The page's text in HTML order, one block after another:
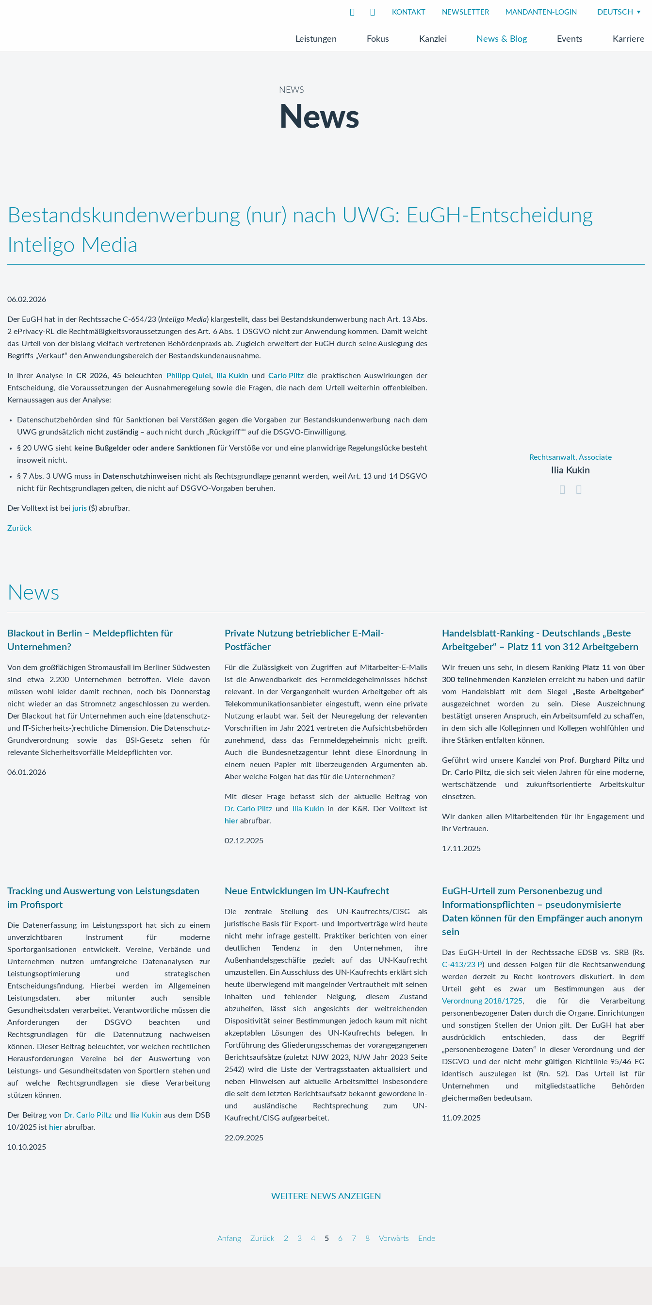
KONTAKT NEWSLETTER MANDANTEN-LOGIN
Leistungen Fokus Kanzlei News & Blog Events Karriere
NEWS
News
Bestandskundenwerbung (nur) nach UWG: EuGH-Entscheidung
Inteligo Media
06.02.2026
Der EuGH hat in der Rechtssache C-654/23 (Inteligo Media) klargestellt, dass bei Bestandskundenwerbung nach Art. 13 Abs.
2 ePrivacy-RL die Rechtmäßigkeitsvoraussetzungen des Art. 6 Abs. 1 DSGVO nicht zur Anwendung kommen. Damit weicht
das Urteil von der bislang vielfach vertretenen Behördenpraxis ab. Zugleich erweitert der EuGH durch seine Auslegung des
Begriffs „Verkauf“ den Anwendungsbereich der Bestandskundenausnahme.
In ihrer Analyse in CR 2026, 45 beleuchten Philipp Quiel , Ilia Kukin und Carlo Piltz die praktischen Auswirkungen der
Entscheidung, die Voraussetzungen der Ausnahmeregelung sowie die Fragen, die nach dem Urteil weiterhin offenbleiben.
Kernaussagen aus der Analyse:
Datenschutzbehörden sind für Sanktionen bei Verstößen gegen die Vorgaben zur Bestandskundenwerbung nach dem
UWG grundsätzlich nicht zuständig – auch nicht durch „Rückgriff““ auf die DSGVO‑Einwilligung.
§ 20 UWG sieht keine Bußgelder oder andere Sanktionen für Verstöße vor und eine planwidrige Regelungslücke besteht
insoweit nicht.
§ 7 Abs. 3 UWG muss in Datenschutzhinweisen nicht als Rechtsgrundlage genannt werden, weil Art. 13 und 14 DSGVO
nicht für Rechtsgrundlagen gelten, die nicht auf DSGVO‑Vorgaben beruhen.
Der Volltext ist bei juris ($) abrufbar.
Rechtsanwalt, Associate
Ilia Kukin
Zurück
News
Blackout in Berlin – Meldepflichten für
Unternehmen?
Von dem großflächigen Stromausfall im Berliner Südwesten
sind etwa 2.200 Unternehmen betroffen. Viele davon
müssen wohl leider damit rechnen, noch bis Donnerstag
nicht wieder an das Stromnetz angeschlossen zu werden.
Der Blackout hat für Unternehmen auch eine (datenschutz-
und IT-Sicherheits-)rechtliche Dimension. Die Datenschutz-
Grundverordnung sowie das BSI-Gesetz sehen für
relevante Sicherheitsvorfälle Meldepflichten vor.
06.01.2026
Private Nutzung betrieblicher E-Mail-
Postfächer
Für die Zulässigkeit von Zugriffen auf Mitarbeiter-E-Mails
ist die Anwendbarkeit des Fernmeldegeheimnisses höchst
relevant. In der Vergangenheit wurden Arbeitgeber oft als
Telekommunikationsanbieter eingestuft, wenn eine private
Nutzung erlaubt war. Seit der Neuregelung der relevanten
Vorschriften im Jahr 2021 vertreten die Aufsichtsbehörden
zunehmend, dass das Fernmeldegeheimnis nicht greift.
Auch die Bundesnetzagentur lehnt diese Einordnung in
einem neuen Papier mit überzeugenden Argumenten ab.
Aber welche Folgen hat das für die Unternehmen?
Mit dieser Frage befasst sich der aktuelle Beitrag von
Dr. Carlo Piltz und Ilia Kukin in der K&R. Der Volltext ist
hier abrufbar.
02.12.2025
Handelsblatt-Ranking - Deutschlands „Beste
Arbeitgeber“ – Platz 11 von 312 Arbeitgebern
Wir freuen uns sehr, in diesem Ranking Platz 11 von über
300 teilnehmenden Kanzleien erreicht zu haben und dafür
vom Handelsblatt mit dem Siegel „Beste Arbeitgeber“
ausgezeichnet worden zu sein. Diese Auszeichnung
bestätigt unseren Anspruch, ein Arbeitsumfeld zu schaffen,
in dem sich alle Kolleginnen und Kollegen wohlfühlen und
ihre Stärken entfalten können.
Geführt wird unsere Kanzlei von Prof. Burghard Piltz und
Dr. Carlo Piltz, die sich seit vielen Jahren für eine moderne,
wertschätzende und zukunftsorientierte Arbeitskultur
einsetzen.
Wir danken allen Mitarbeitenden für ihr Engagement und
ihr Vertrauen.
17.11.2025
Tracking und Auswertung von Leistungsdaten
im Profisport
Die Datenerfassung im Leistungssport hat sich zu einem
unverzichtbaren Instrument für moderne
Sportorganisationen entwickelt. Vereine, Verbände und
Unternehmen nutzen umfangreiche Datenanalysen zur
Leistungsoptimierung und strategischen
Entscheidungsfindung. Hierbei werden im Allgemeinen
Leistungsdaten, aber mitunter auch sensible
Gesundheitsdaten verarbeitet. Verantwortliche müssen die
Anforderungen der DSGVO beachten und
Rechtsgrundlagen für die Datennutzung nachweisen
können. Dieser Beitrag beleuchtet, vor welchen rechtlichen
Herausforderungen Vereine bei der Auswertung von
Leistungs- und Gesundheitsdaten von Sportlern stehen und
auf welche Rechtsgrundlagen sie diese Verarbeitung
stützen können.
Der Beitrag von Dr. Carlo Piltz und Ilia Kukin aus dem DSB
10/2025 ist hier abrufbar.
10.10.2025
Neue Entwicklungen im UN-Kaufrecht
Die zentrale Stellung des UN-Kaufrechts/CISG als
juristische Basis für Export- und Importverträge wird heute
nicht mehr infrage gestellt. Praktiker berichten von einer
deutlichen Tendenz in den Unternehmen, ihre
Außenhandelsgeschäfte gezielt auf das UN-Kaufrecht
umzustellen. Ein Ausschluss des UN-Kaufrechts erklärt sich
heute überwiegend mit mangelnder Vertrautheit mit seinen
Inhalten und fehlender Neigung, diesem Zustand
abzuhelfen, lässt sich angesichts der weitreichenden
Dispositivität seiner Bestimmungen jedoch kaum mit nicht
akzeptablen Lösungen des UN-Kaufrechts belegen. In
Fortführung des Gliederungsschemas der vorangegangenen
Berichtsaufsätze (zuletzt NJW 2023, NJW Jahr 2023 Seite
2542) wird die Liste der Vertragsstaaten aktualisiert und
neben Hinweisen auf aktuelle Arbeitsmittel insbesondere
die seit dem letzten Berichtsaufsatz bekannt gewordene in-
und ausländische Rechtsprechung zum UN-
Kaufrecht/CISG aufgearbeitet.
22.09.2025
EuGH-Urteil zum Personenbezug und
Informationspflichten – pseudonymisierte
Daten können für den Empfänger auch anonym
sein
Das EuGH-Urteil in der Rechtssache EDSB vs. SRB (Rs.
C‑413/23 P) und dessen Folgen für die Rechtsanwendung
werden derzeit zu Recht kontrovers diskutiert. In dem
Urteil geht es zwar um Bestimmungen aus der
Verordnung 2018/1725, die für die Verarbeitung
personenbezogener Daten durch die Organe, Einrichtungen
und sonstigen Stellen der Union gilt. Der EuGH hat aber
ausdrücklich entschieden, dass der Begriff
„personenbezogene Daten“ in dieser Verordnung und der
DSGVO und der nicht mehr gültigen Richtlinie 95/46 EG
identisch auszulegen ist (Rn. 52). Das Urteil ist für
Unternehmen und mitgliedstaatliche Behörden
gleichermaßen bedeutsam.
11.09.2025
WEITERE NEWS ANZEIGEN
Anfang Zurück 2 3 4 5 6 7 8 Vorwärts Ende